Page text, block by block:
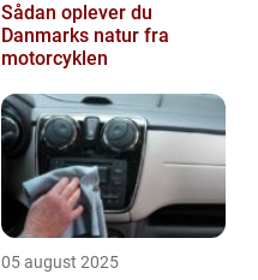
Sådan oplever du
Danmarks natur fra
motorcyklen
05 august 2025